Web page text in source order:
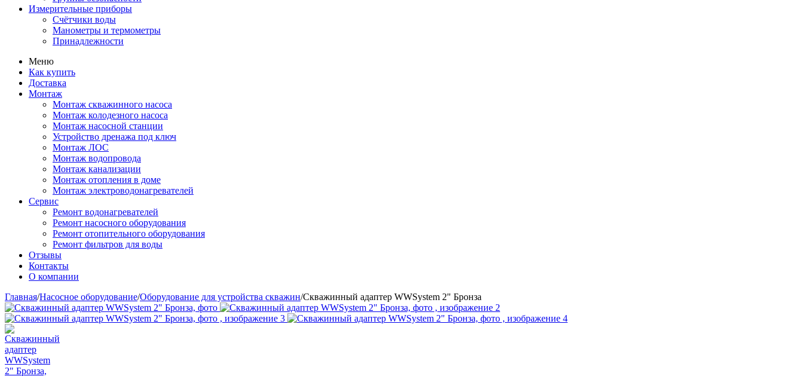
Измерительные приборы
Счётчики воды
Манометры и термометры
Принадлежности
Меню
Как купить
Доставка
Монтаж
Монтаж скважинного насоса
Монтаж колодезного насоса
Монтаж насосной станции
Устройство дренажа под ключ
Монтаж ЛОС
Монтаж водопровода
Монтаж канализации
Монтаж отопления в доме
Монтаж электроводонагревателей
Сервис
Ремонт водонагревателей
Ремонт насосного оборудования
Ремонт отопительного оборудования
Ремонт фильтров для воды
Отзывы
Контакты
О компании
Главная/Насосное оборудование/Оборудование для устройства скважин/Скважинный адаптер WWSystem 2" Бронза